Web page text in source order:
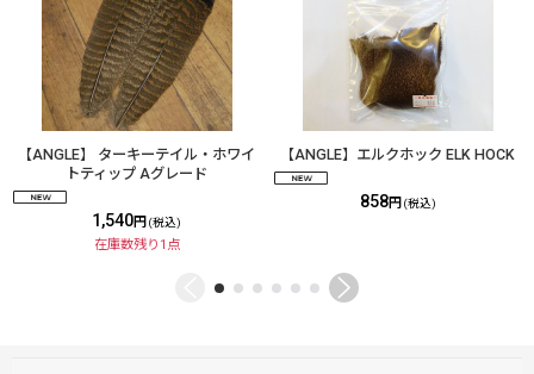
【ANGLE】 ターキーテイル・ホワイ
トティップ Aグレード
1,540円 (税込)
在庫数残り1点
【ANGLE】エルクホック ELK HOCK
858円 (税込)